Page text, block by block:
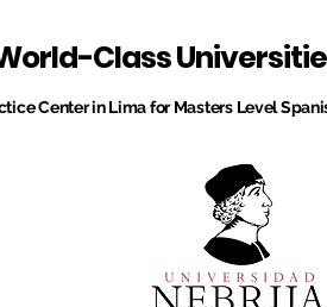
Class
Center in Lima for Masters Level